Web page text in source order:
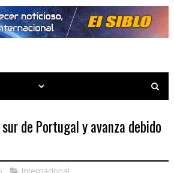
de Portugal y avanza debido
Internacional